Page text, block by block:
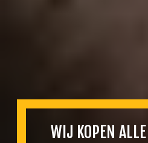
WIJ KOPEN